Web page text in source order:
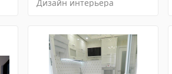
Дизайн интерьера